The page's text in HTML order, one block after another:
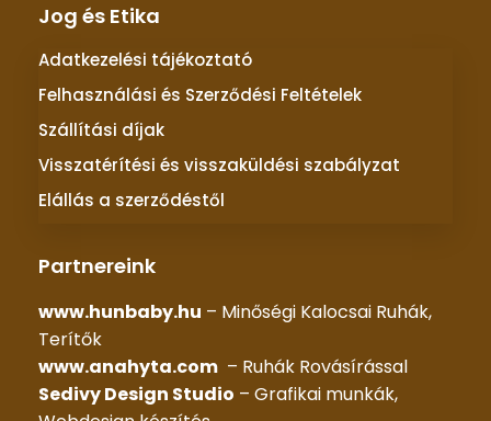
Jog és Etika
Adatkezelési tájékoztató
Felhasználási és Szerződési Feltételek
Szállítási díjak
Visszatérítési és visszaküldési szabályzat
Elállás a szerződéstől
Partnereink
www.hunbaby.hu – Minőségi Kalocsai Ruhák,
Terítők
www.anahyta.com – Ruhák Rovásírással
Sedivy Design Studio – Grafikai munkák,